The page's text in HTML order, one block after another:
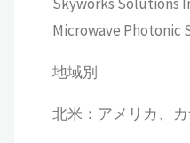
Microwave Photonic
地域別
北米：アメリカ、